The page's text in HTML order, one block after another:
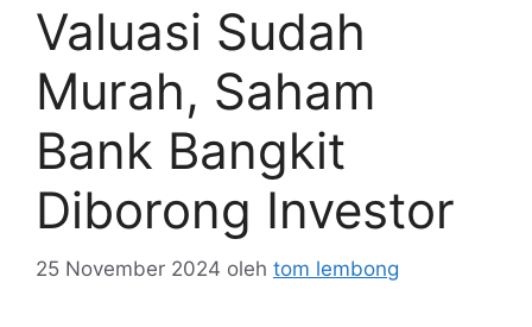
Valuasi Sudah
Murah, Saham
Bank Bangkit
Diborong Investor
25 November 2024 oleh tom lembong